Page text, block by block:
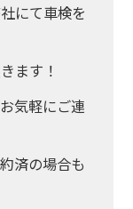
にて車検を
ます！
気軽にご連
済の場合も